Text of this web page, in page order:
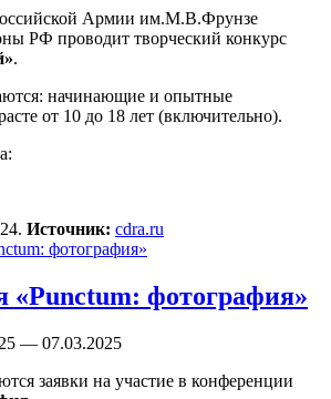
Армии им.М.В.Фрунзе
РФ проводит творческий конкурс
.
начинающие и опытные
от 10 до 18 лет (включительно).
Источник: cdra.ru
«Punctum: фотография»
— 07.03.2025
заявки на участие в конференции